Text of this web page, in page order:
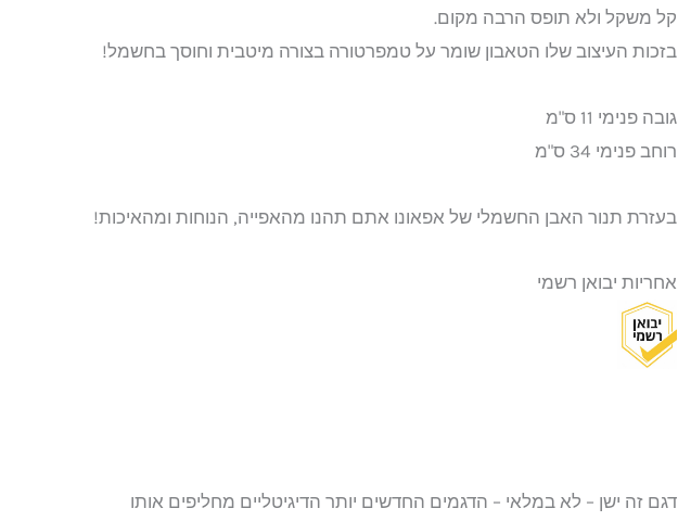
קל משקל ולא תופס הרבה מקום.
בזכות העיצוב שלו הטאבון שומר על טמפרטורה בצורה מיטבית וחוסך בחשמל!
גובה פנימי 11 ס"מ
רוחב פנימי 34 ס"מ
בעזרת תנור האבן החשמלי של אפאונו אתם תהנו מהאפייה, הנוחות ומהאיכות!
אחריות יבואן רשמי
דגם זה ישן – לא במלאי – הדגמים החדשים יותר הדיגיטליים מחליפים אותו